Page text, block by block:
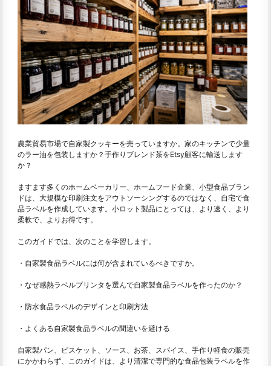
農業貿易市場で自家製クッキーを売っていますか。家のキッチンで少量
のラー油を包装しますか？手作りブレンド茶をEtsy顧客に輸送します
か？
ますます多くのホームベーカリー、ホームフード企業、小型食品ブラン
ドは、大規模な印刷注文をアウトソーシングするのではなく、自宅で食
品ラベルを作成しています。小ロット製品にとっては、より速く、より
柔軟で、よりお得です。
このガイドでは、次のことを学習します。
・自家製食品ラベルには何が含まれているべきですか。
・なぜ感熱ラベルプリンタを選んで自家製食品ラベルを作ったのか？
・防水食品ラベルのデザインと印刷方法
・よくある自家製食品ラベルの間違いを避ける
自家製パン、ビスケット、ソース、お茶、スパイス、手作り軽食の販売
にかかわらず、このガイドは、より清潔で専門的な食品包装ラベルを作